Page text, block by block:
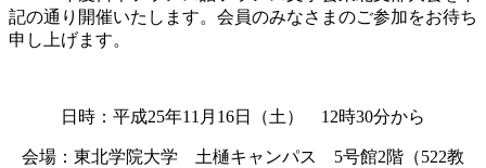
記の通り開催いたします。会員のみなさまのご参加をお待ち
申し上げます。
日時：平成25年11 月 16日（土） 12時30分から
会場：東北学院大学 土樋キャンパス 5号館2階（522教